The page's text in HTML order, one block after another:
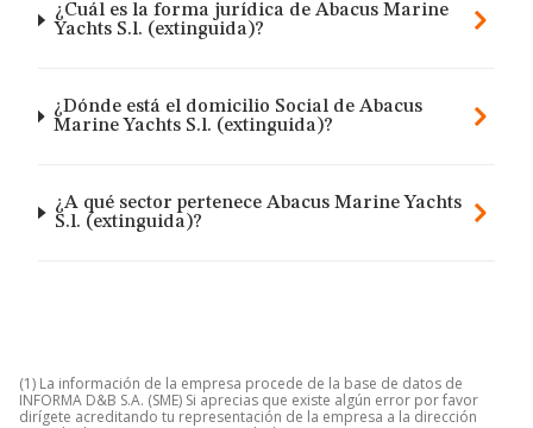
¿Cuál es la forma jurídica de Abacus Marine
Yachts S.l. (extinguida)?
¿Dónde está el domicilio Social de Abacus
Marine Yachts S.l. (extinguida)?
¿A qué sector pertenece Abacus Marine Yachts
S.l. (extinguida)?
(1) La información de la empresa procede de la base de datos de
INFORMA D&B S.A. (SME) Si aprecias que existe algún error por favor
dirígete acreditando tu representación de la empresa a la dirección